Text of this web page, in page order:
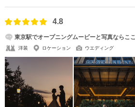
4.8
東京駅でオープニングムービーと写真ならここ
洋装 ロケーション ウエディング